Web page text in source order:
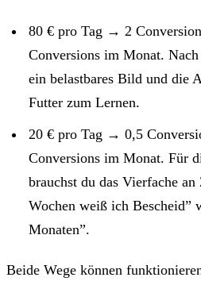
80 € pro Tag → 2
Conversions im Monat.
ein belastbares Bild und die
Futter zum Lernen.
20 € pro Tag → 0,5
Conversions im Monat. Für
brauchst du das Vierfache
Wochen weiß ich Bescheid”
Monaten”.
Beide Wege können